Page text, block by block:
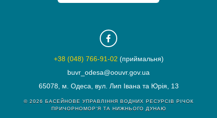
+38 (048) 766-91-02 (приймальня)
buvr_odesa@oouvr.gov.ua
65078, м. Одеса, вул. Лип Івана та Юрія, 13
© 2026 БАСЕЙНОВЕ УПРАВЛІННЯ ВОДНИХ РЕСУРСІВ РІЧОК
ПРИЧОРНОМОР'Я ТА НИЖНЬОГО ДУНАЮ